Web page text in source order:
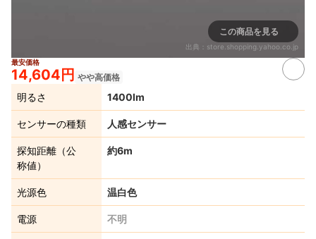
この商品を見る
出典： store.shopping.yahoo.co.jp
最安価格
14,604円 やや高価格
明るさ 1400lm
センサーの種類 人感センサー
探知距離（公
称値）
約6m
光源色 温白色
電源 不明